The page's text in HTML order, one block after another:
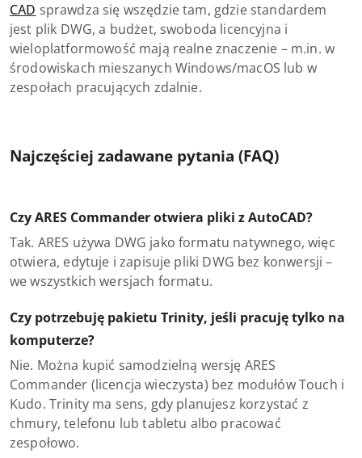
CAD sprawdza się wszędzie tam, gdzie standardem
jest plik DWG, a budżet, swoboda licencyjna i
wieloplatformowość mają realne znaczenie – m.in. w
środowiskach mieszanych Windows/macOS lub w
zespołach pracujących zdalnie.
Najczęściej zadawane pytania (FAQ)
Czy ARES Commander otwiera pliki z AutoCAD?
Tak. ARES używa DWG jako formatu natywnego, więc
otwiera, edytuje i zapisuje pliki DWG bez konwersji –
we wszystkich wersjach formatu.
Czy potrzebuję pakietu Trinity, jeśli pracuję tylko na
komputerze?
Nie. Można kupić samodzielną wersję ARES
Commander (licencja wieczysta) bez modułów Touch i
Kudo. Trinity ma sens, gdy planujesz korzystać z
chmury, telefonu lub tabletu albo pracować
zespołowo.